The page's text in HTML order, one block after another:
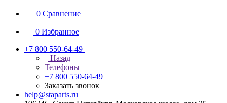
0 Сравнение
0 Избранное
+7 800 550-64-49
Назад
Телефоны
+7 800 550-64-49
Заказать звонок
help@staparts.ru